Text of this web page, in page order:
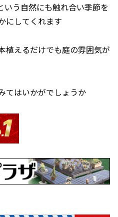
いう自然にも触れ合い季節を
にしてくれます
植えるだけでも庭の雰囲気が
てはいかがでしょうか